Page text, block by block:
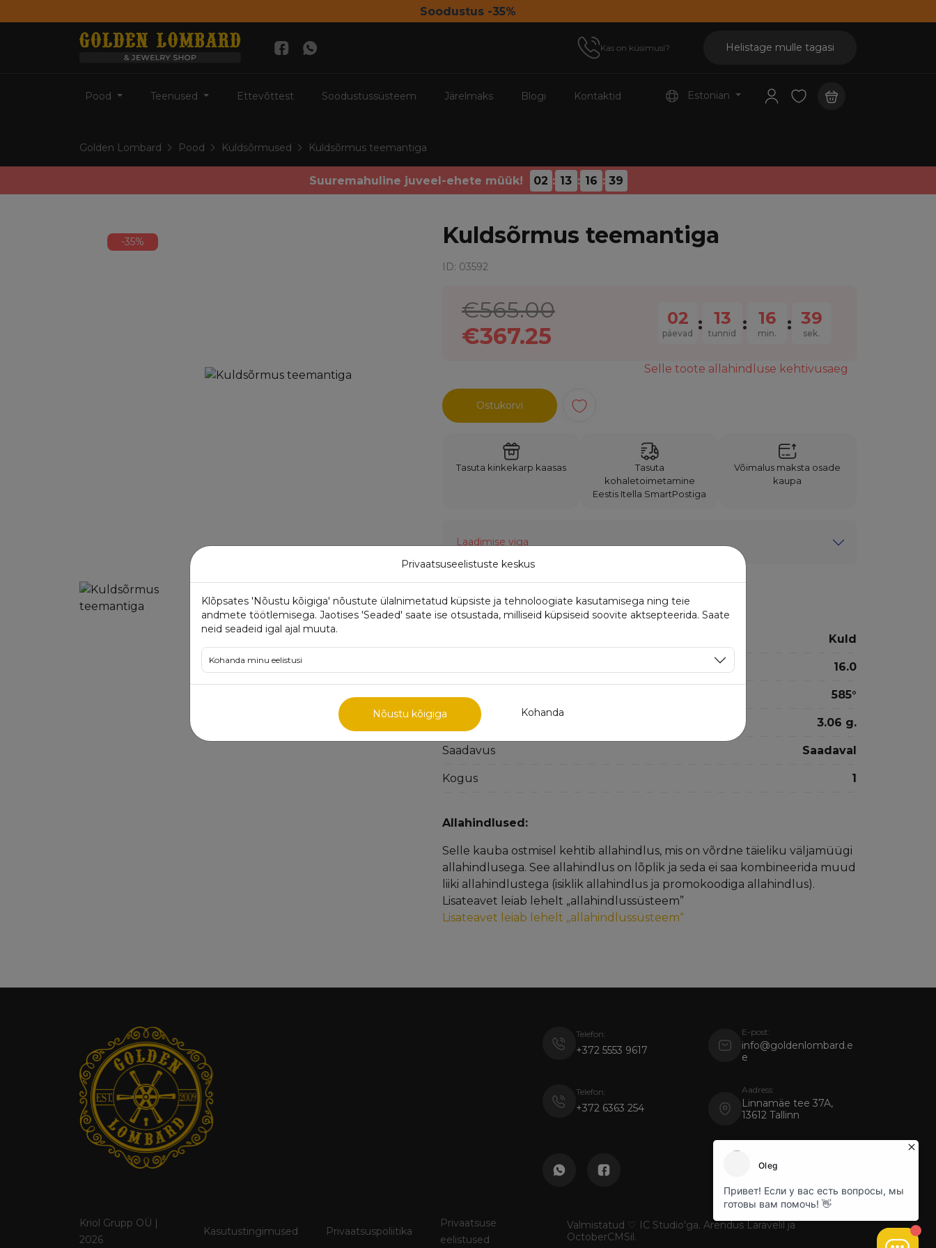
Soodustus -35%
Kas on küsimusi? Helistage mulle tagasi
Pood Teenused Ettevõttest Soodustussüsteem Järelmaks Blogi Kontaktid Estonian
Golden Lombard Pood Kuldsõrmused Kuldsõrmus teemantiga
Suuremahuline juveel-ehete müük! 02 : 13 : 16 : 39
-35% Kuldsõrmus teemantiga
ID: 03592
€565.00
€367.25
02
päevad : 13
tunnid : 16
min. : 39
sek.
Selle toote allahindluse kehtivusaeg
Ostukorvi
Tasuta kinkekarp kaasas
Tasuta
kohaletoimetamine
Eestis Itella SmartPostiga
Võimalus maksta osade
kaupa
Laadimise viga
Omadused:
Kuld
16.0
Proov 585°
3.06 g.
Saadavus Saadaval
Kogus 1
Allahindlused:
Selle kauba ostmisel kehtib allahindlus, mis on võrdne täieliku väljamüügi
allahindlusega. See allahindlus on lõplik ja seda ei saa kombineerida muud
liiki allahindlustega (isiklik allahindlus ja promokoodiga allahindlus).
Lisateavet leiab lehelt „allahindlussüsteem”
Lisateavet leiab lehelt „allahindlussüsteem“
Telefon:
+372 5553 9617
E-post:
info@goldenlombard.e
e
Telefon:
+372 6363 254
Aadress:
Linnamäe tee 37A,
13612 Tallinn
Kriol Grupp OÜ |
2026
Kasutustingimused Privaatsuspoliitika
Privaatsuse
eelistused
Valmistatud ♡ IC Studio'ga. Arendus Laravelil ja
OctoberCMSil.
Privaatsuseelistuste keskus
Klõpsates 'Nõustu kõigiga' nõustute ülalnimetatud küpsiste ja tehnoloogiate kasutamisega ning teie
andmete töötlemisega. Jaotises 'Seaded' saate ise otsustada, milliseid küpsiseid soovite aktsepteerida. Saate
neid seadeid igal ajal muuta.
Kohanda minu eelistusi
Nõustu kõigiga Kohanda